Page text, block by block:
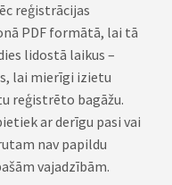
reģistrācijas
PDF formātā, lai tā
lidostā laikus –
lai mierīgi izietu
reģistrēto bagāžu.
ar derīgu pasi vai
nav papildu
vajadzībām.